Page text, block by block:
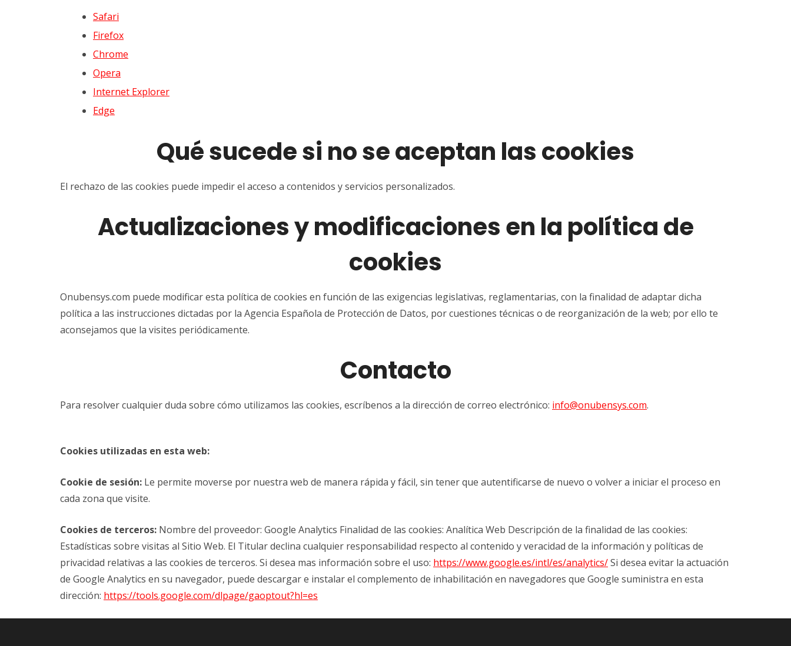
Safari
Firefox
Chrome
Opera
Internet Explorer
Edge
Qué sucede si no se aceptan las cookies
El rechazo de las cookies puede impedir el acceso a contenidos y servicios personalizados.
Actualizaciones y modificaciones en la política de
cookies
Onubensys.com puede modificar esta política de cookies en función de las exigencias legislativas, reglamentarias, con la finalidad de adaptar dicha
política a las instrucciones dictadas por la Agencia Española de Protección de Datos, por cuestiones técnicas o de reorganización de la web; por ello te
aconsejamos que la visites periódicamente.
Contacto
Para resolver cualquier duda sobre cómo utilizamos las cookies, escríbenos a la dirección de correo electrónico: info@onubensys.com.
Cookies utilizadas en esta web:
Cookie de sesión: Le permite moverse por nuestra web de manera rápida y fácil, sin tener que autentificarse de nuevo o volver a iniciar el proceso en
cada zona que visite.
Cookies de terceros: Nombre del proveedor: Google Analytics Finalidad de las cookies: Analítica Web Descripción de la finalidad de las cookies:
Estadísticas sobre visitas al Sitio Web. El Titular declina cualquier responsabilidad respecto al contenido y veracidad de la información y políticas de
privacidad relativas a las cookies de terceros. Si desea mas información sobre el uso: https://www.google.es/intl/es/analytics/Si desea evitar la actuación
de Google Analytics en su navegador, puede descargar e instalar el complemento de inhabilitación en navegadores que Google suministra en esta
dirección: https://tools.google.com/dlpage/gaoptout?hl=es